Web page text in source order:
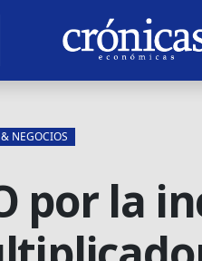
NEGOCIOS
por la